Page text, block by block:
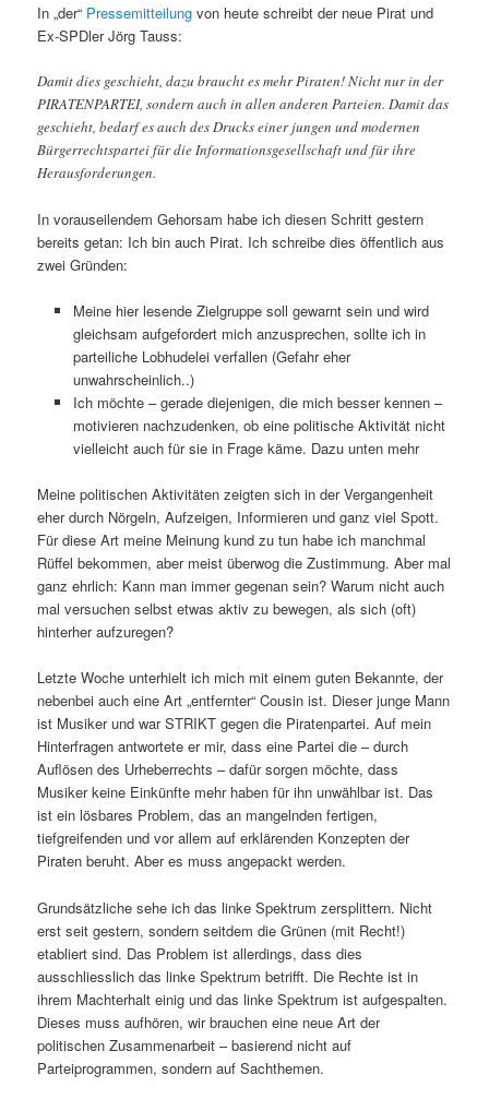
In „der“ Pressemitteilung von heute schreibt der neue Pirat und
Ex-SPDler Jörg Tauss:
Damit dies geschieht, dazu braucht es mehr Piraten! Nicht nur in der
PIRATENPARTEI, sondern auch in allen anderen Parteien. Damit das
geschieht, bedarf es auch des Drucks einer jungen und modernen
Bürgerrechtspartei für die Informationsgesellschaft und für ihre
Herausforderungen.
In vorauseilendem Gehorsam habe ich diesen Schritt gestern
bereits getan: Ich bin auch Pirat. Ich schreibe dies öffentlich aus
zwei Gründen:
Meine hier lesende Zielgruppe soll gewarnt sein und wird
gleichsam aufgefordert mich anzusprechen, sollte ich in
parteiliche Lobhudelei verfallen (Gefahr eher
unwahrscheinlich..)
Ich möchte – gerade diejenigen, die mich besser kennen –
motivieren nachzudenken, ob eine politische Aktivität nicht
vielleicht auch für sie in Frage käme. Dazu unten mehr
Meine politischen Aktivitäten zeigten sich in der Vergangenheit
eher durch Nörgeln, Aufzeigen, Informieren und ganz viel Spott.
Für diese Art meine Meinung kund zu tun habe ich manchmal
Rüffel bekommen, aber meist überwog die Zustimmung. Aber mal
ganz ehrlich: Kann man immer gegenan sein? Warum nicht auch
mal versuchen selbst etwas aktiv zu bewegen, als sich (oft)
hinterher aufzuregen?
Letzte Woche unterhielt ich mich mit einem guten Bekannte, der
nebenbei auch eine Art „entfernter“ Cousin ist. Dieser junge Mann
ist Musiker und war STRIKT gegen die Piratenpartei. Auf mein
Hinterfragen antwortete er mir, dass eine Partei die – durch
Auflösen des Urheberrechts – dafür sorgen möchte, dass
Musiker keine Einkünfte mehr haben für ihn unwählbar ist. Das
ist ein lösbares Problem, das an mangelnden fertigen,
tiefgreifenden und vor allem auf erklärenden Konzepten der
Piraten beruht. Aber es muss angepackt werden.
Grundsätzliche sehe ich das linke Spektrum zersplittern. Nicht
erst seit gestern, sondern seitdem die Grünen (mit Recht!)
etabliert sind. Das Problem ist allerdings, dass dies
ausschliesslich das linke Spektrum betrifft. Die Rechte ist in
ihrem Machterhalt einig und das linke Spektrum ist aufgespalten.
Dieses muss aufhören, wir brauchen eine neue Art der
politischen Zusammenarbeit – basierend nicht auf
Parteiprogrammen, sondern auf Sachthemen.